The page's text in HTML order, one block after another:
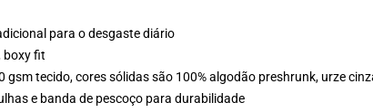
para o desgaste diário
boxy fit
gsm tecido, cores sólidas são 100% algodão preshrunk, urze
e banda de pescoço para durabilidade